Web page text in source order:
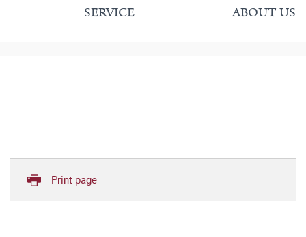
SERVICE ABOUT US
Print page